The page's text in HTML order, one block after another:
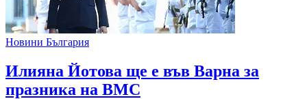
Новини България
Илияна Йотова ще е във Варна за
празника на ВМС